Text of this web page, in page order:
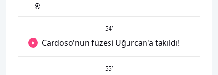
54’
Cardoso'nun füzesi Uğurcan'a takıldı!
55’